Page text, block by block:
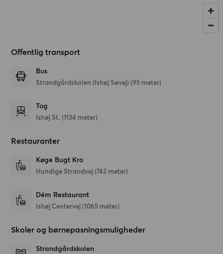
Offentlig transport
Bus
Strandgårdskolen (Ishøj Søvej) (95 meter)
Tog
Ishøj St. (1134 meter)
Restauranter
Køge Bugt Kro
Hundige Strandvej (742 meter)
Dém Restaurant
Ishøj Centervej (1065 meter)
Skoler og børnepasningsmuligheder
Strandgårdskolen